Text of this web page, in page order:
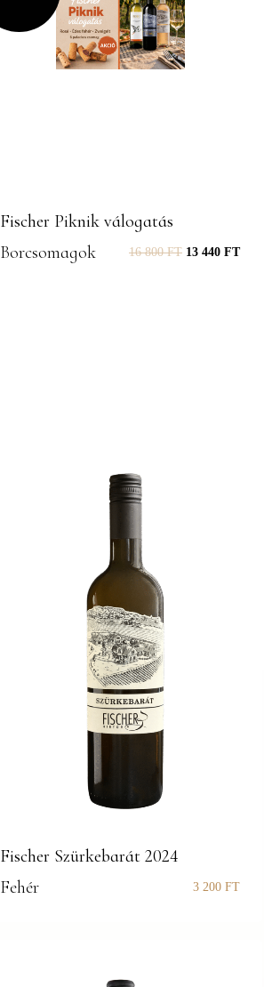
Fischer Piknik válogatás
Borcsomagok
16 800FT 13 440 FT
Fischer Szürkebarát 2024
Fehér
3 200 FT